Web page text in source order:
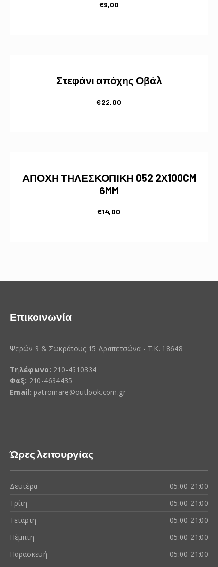
€9,00
Στεφάνι απόχης Οβάλ
€22,00
ΑΠΟΧΗ ΤΗΛΕΣΚΟΠΙΚΗ 052 2Χ100CM
6MM
€14,00
Επικοινωνία
Ψαρών 8 & Σωκράτους 15 Δραπετσώνα - Τ.Κ. 18648
Τηλέφωνο: 210-4610334
Φαξ: 210-4634435
Email: patromare@outlook.com.gr
Ώρες λειτουργίας
Δευτέρα
05:00-21:00
Τρίτη
05:00-21:00
Τετάρτη
05:00-21:00
Πέμπτη
05:00-21:00
Παρασκευή
05:00-21:00